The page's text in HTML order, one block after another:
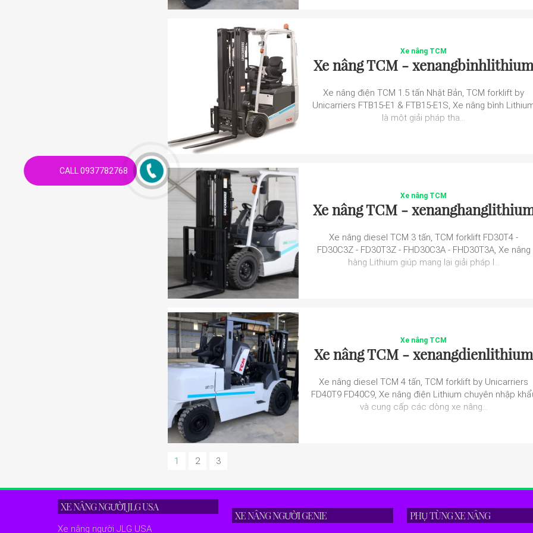
CALL 0937782768
Xe nâng TCM
Xe nâng TCM - xenangbinhlithium
Xe nâng điện TCM 1.5 tấn Nhật Bản, TCM forklift by
Unicarriers FTB15-E1 & FTB15-E1S, Xe nâng bình
là một giải pháp tha...
Xe nâng TCM
Xe nâng TCM -
Xe nâng diesel TCM 3 tấn, TCM forklift FD30T4 -
FD30C3Z - FD30T3Z - FHD30C3A - FHD30T3A, Xe nâng
hàng Lithium giúp mang lại giải pháp l...
Xe nâng TCM
Xe nâng TCM - xenangdienlithium
Xe nâng diesel TCM 4 tấn, TCM forklift by Unicarriers
FD40T9 FD40C9, Xe nâng điện Lithium chuyên nhập
và cung cấp các dòng xe nâng...
1 2 3
XE NÂNG NGƯỜI JLG USA
Xe nâng người JLG USA
XE NÂNG NGƯỜI GENIE PHỤ TÙNG XE NÂNG